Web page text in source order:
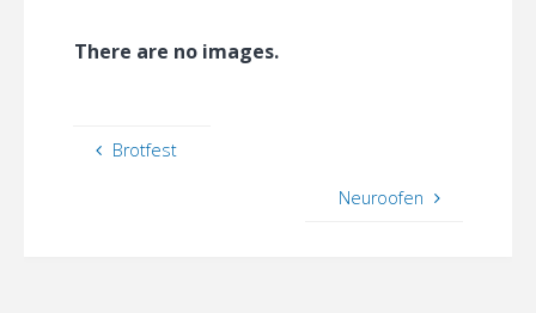
There are no images.
Brotfest
Neuroofen